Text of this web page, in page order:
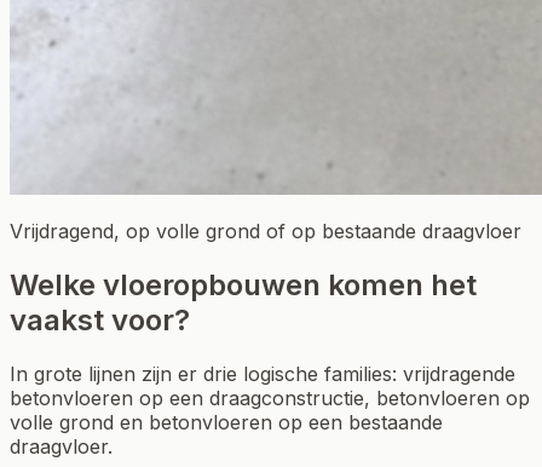
Vrijdragend, op volle grond of op bestaande draagvloer
Welke vloeropbouwen komen het
vaakst voor?
In grote lijnen zijn er drie logische families: vrijdragende
betonvloeren op een draagconstructie, betonvloeren op
volle grond en betonvloeren op een bestaande
draagvloer.